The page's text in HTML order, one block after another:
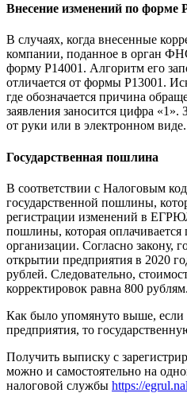
Внесение изменений по форме
В случаях, когда внесенные
компании, поданное в орган
форму Р14001. Алгоритм его
отличается от формы Р13001.
где обозначается причина
заявления заносится цифра
от руки или в электронном виде.
Государственная пошлина
В соответствии с Налоговым
государственной пошлины,
регистрации изменений в
пошлины, которая оплачивается
организации. Согласно закону,
открытии предприятия в 2020
рублей. Следовательно,
корректировок равна 800 рублям.
Как было упомянуто выше, если
предприятия, то
Получить выписку с
можно и самостоятельно на
налоговой службы https://